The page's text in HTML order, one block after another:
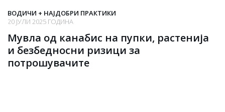
ВОДИЧИ + НАЈДОБРИ ПРАКТИКИ
20 ЈУЛИ 2025 ГОДИНА
Мувла од канабис на пупки, растенија
и безбедносни ризици за
потрошувачите